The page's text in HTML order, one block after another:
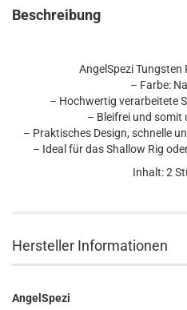
Beschreibung
AngelSpezi Tungsten
– Farbe:
– Hochwertig verarbeitete
– Bleifrei und somit
– Praktisches Design, schnelle
– Ideal für das Shallow Rig
Inhalt: 2
Hersteller Informationen
AngelSpezi